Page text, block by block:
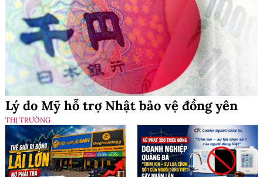
Lý do Mỹ hỗ trợ Nhật bảo vệ đồng yên
THỊ TRƯỜNG